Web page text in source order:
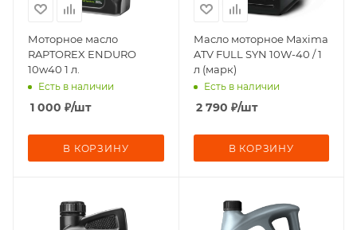
Моторное масло
RAPTOREX ENDURO
10w40 1 л.
Есть в наличии
1 000 ₽/шт
В КОРЗИНУ
Масло моторное Maxima
ATV FULL SYN 10W-40 / 1
л (марк)
Есть в наличии
2 790 ₽/шт
В КОРЗИНУ